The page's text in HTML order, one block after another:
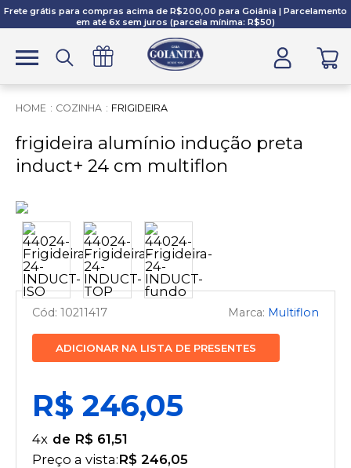
Frete grátis para compras acima de R$200,00 para Goiânia | Parcelamento
em até 6x sem juros (parcela mínima: R$50)
COZINHA FRIGIDEIRA
frigideira alumínio indução preta
induct+ 24 cm multiflon
10211417 Multiflon
ADICIONAR NA LISTA DE PRESENTES
R$ 246,05
4x
R$ 61,51
Preço a vista:R$ 246,05